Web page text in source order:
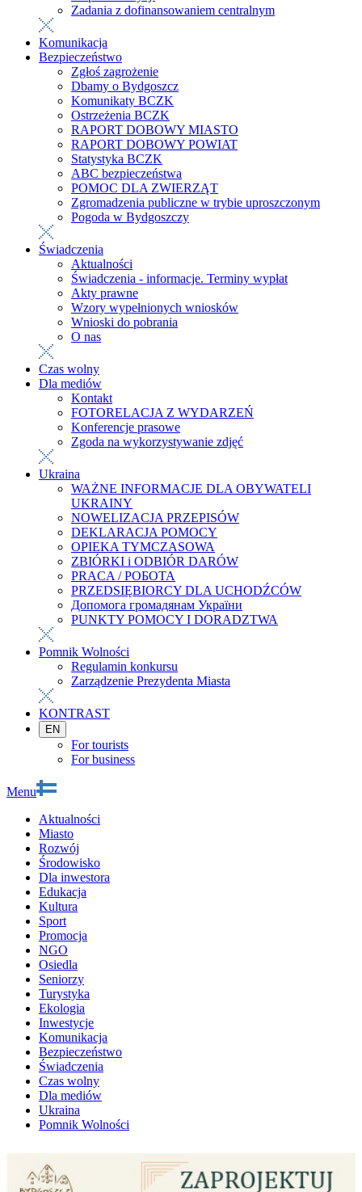
Zadania z dofinansowaniem centralnym
Komunikacja
Bezpieczeństwo
Zgłoś zagrożenie
Dbamy o Bydgoszcz
Komunikaty BCZK
Ostrzeżenia BCZK
RAPORT DOBOWY MIASTO
RAPORT DOBOWY POWIAT
Statystyka BCZK
ABC bezpieczeństwa
POMOC DLA ZWIERZĄT
Zgromadzenia publiczne w trybie uproszczonym
Pogoda w Bydgoszczy
Świadczenia
Aktualności
Świadczenia - informacje. Terminy wypłat
Akty prawne
Wzory wypełnionych wniosków
Wnioski do pobrania
O nas
Czas wolny
Dla mediów
Kontakt
FOTORELACJA Z WYDARZEŃ
Konferencje prasowe
Zgoda na wykorzystywanie zdjęć
Ukraina
WAŻNE INFORMACJE DLA OBYWATELI
UKRAINY
NOWELIZACJA PRZEPISÓW
DEKLARACJA POMOCY
OPIEKA TYMCZASOWA
ZBIÓRKI i ODBIÓR DARÓW
PRACA / РОБОТА
PRZEDSIĘBIORCY DLA UCHODŹCÓW
Допомога громадянам України
PUNKTY POMOCY I DORADZTWA
Pomnik Wolności
Regulamin konkursu
Zarządzenie Prezydenta Miasta
KONTRAST
EN
For tourists
For business
Menu
Aktualności
Miasto
Rozwój
Środowisko
Dla inwestora
Edukacja
Kultura
Sport
Promocja
NGO
Osiedla
Seniorzy
Turystyka
Ekologia
Inwestycje
Komunikacja
Bezpieczeństwo
Świadczenia
Czas wolny
Dla mediów
Ukraina
Pomnik Wolności